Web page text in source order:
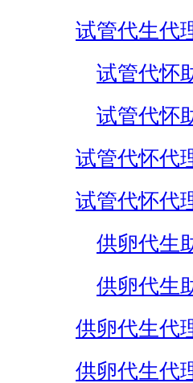
试管代生代
试管代怀
试管代怀
试管代怀代
试管代怀代
供卵代生
供卵代生
供卵代生代
供卵代生代